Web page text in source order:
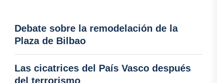
Debate sobre la remodelación de la
Plaza de Bilbao
Las cicatrices del País Vasco después
del terrorismo